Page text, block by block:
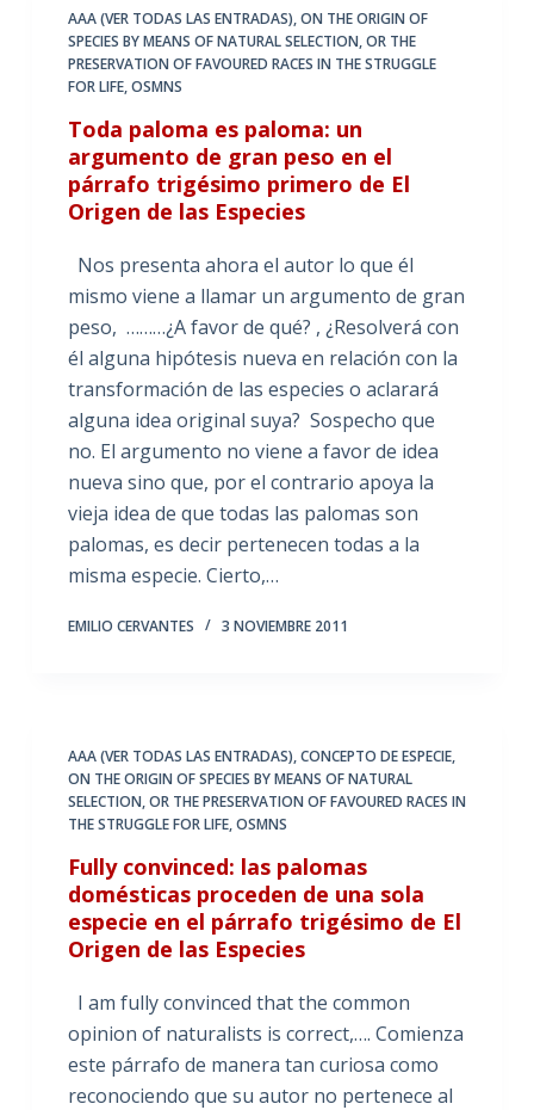
AAA (VER TODAS LAS ENTRADAS),ON THE ORIGIN OF
SPECIES BY MEANS OF NATURAL SELECTION,OR THE
PRESERVATION OF FAVOURED RACES IN THE STRUGGLE
FOR LIFE,OSMNS
Toda paloma es paloma: un
argumento de gran peso en el
párrafo trigésimo primero de El
Origen de las Especies
Nos presenta ahora el autor lo que él
mismo viene a llamar un argumento de gran
peso, ………¿A favor de qué? , ¿Resolverá con
él alguna hipótesis nueva en relación con la
transformación de las especies o aclarará
alguna idea original suya? Sospecho que
no. El argumento no viene a favor de idea
nueva sino que, por el contrario apoya la
vieja idea de que todas las palomas son
palomas, es decir pertenecen todas a la
misma especie. Cierto,…
EMILIO CERVANTES 3 NOVIEMBRE 2011
AAA (VER TODAS LAS ENTRADAS),CONCEPTO DE ESPECIE,
ON THE ORIGIN OF SPECIES BY MEANS OF NATURAL
SELECTION,OR THE PRESERVATION OF FAVOURED RACES IN
THE STRUGGLE FOR LIFE,OSMNS
Fully convinced: las palomas
domésticas proceden de una sola
especie en el párrafo trigésimo de El
Origen de las Especies
I am fully convinced that the common
opinion of naturalists is correct,…. Comienza
este párrafo de manera tan curiosa como
reconociendo que su autor no pertenece al